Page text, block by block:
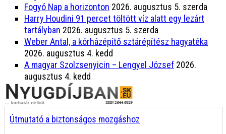
Fogyó Nap a horizonton 2026. augusztus 5. szerda
Harry Houdini 91 percet töltött víz alatt egy lezárt
tartályban 2026. augusztus 5. szerda
Weber Antal, a kórházépítő sztárépítész hagyatéka
2026. augusztus 4. kedd
A magyar Szolzsenyicin – Lengyel József 2026.
augusztus 4. kedd
Útmutató a biztonságos mozgáshoz